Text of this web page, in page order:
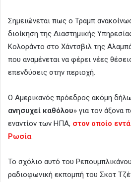
Σημειώνεται πως ο Τραμπ
διοίκηση της Διαστημικής
Κολοράντο στο Χάντσβιλ της
που αναμένεται να φέρει νέες
επενδύσεις στην περιοχή.
Ο Αμερικανός πρόεδρος ακόμη
ανησυχεί καθόλου» για τον άξονα
εναντίον των ΗΠΑ, στον οποίο
Ρωσία.
Το σχόλιο αυτό του
ραδιοφωνική εκπομπή του Σκοτ